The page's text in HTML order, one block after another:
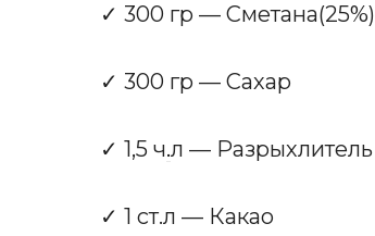
✓ 300 гр — Сметана(25%)
✓ 300 гр — Сахар
✓ 1,5 ч.л — Разрыхлитель
✓ 1 ст.л — Какао